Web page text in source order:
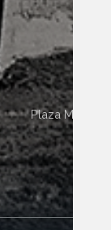
Plaza Mayor 4